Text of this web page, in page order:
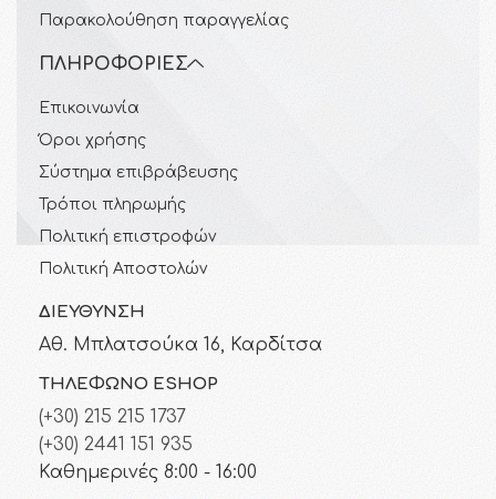
Παρακολούθηση παραγγελίας
ΠΛΗΡΟΦΟΡΊΕΣ
Επικοινωνία
Όροι χρήσης
Σύστημα επιβράβευσης
Τρόποι πληρωμής
Πολιτική επιστροφών
Πολιτική Αποστολών
ΔΙΕΎΘΥΝΣΗ
Αθ. Μπλατσούκα 16, Καρδίτσα
ΤΗΛΈΦΩΝΟ ESHOP
(+30) 215 215 1737
(+30) 2441 151 935
Καθημερινές 8:00 - 16:00